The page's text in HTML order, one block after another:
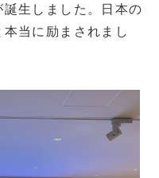
生しました。日本の
当に励まされまし